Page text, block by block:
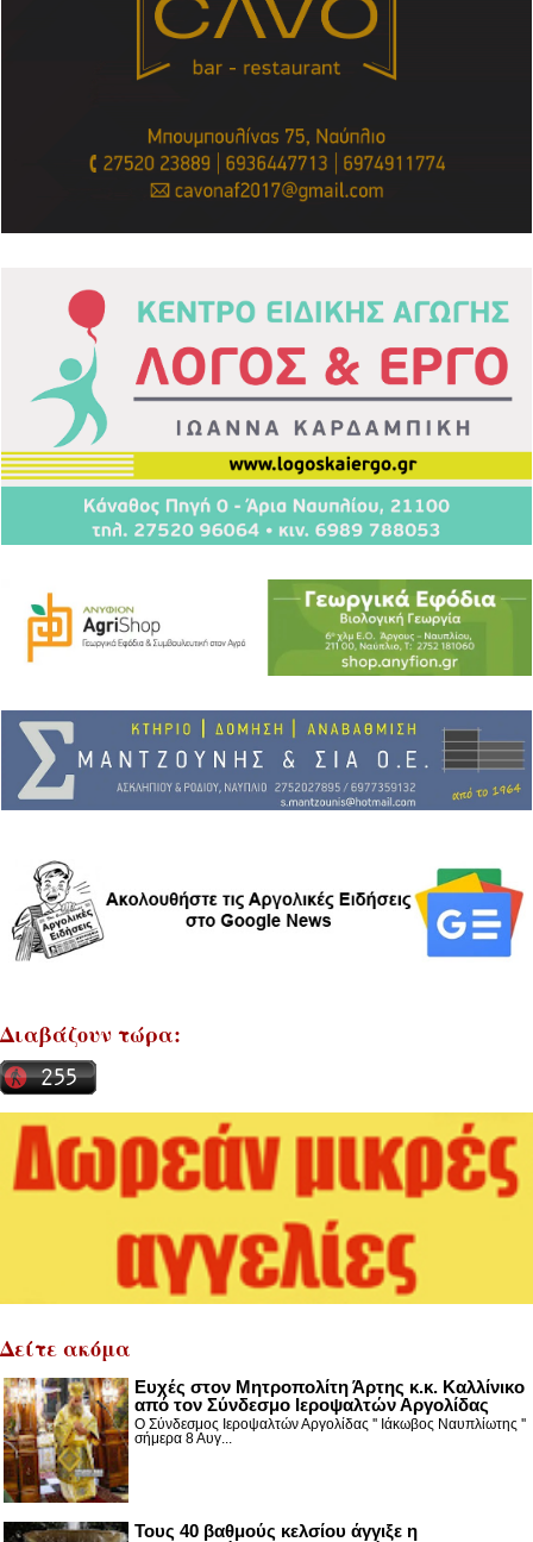
Διαβάζουν τώρα:
Δείτε ακόμα
Ευχές στον Μητροπολίτη Άρτης κ.κ. Καλλίνικο
από τον Σύνδεσμο Ιεροψαλτών Αργολίδας
Ο Σύνδεσμος Ιεροψαλτών Αργολίδας '' Ιάκωβος Ναυπλίωτης ''
σήμερα 8 Αυγ...
Τους 40 βαθμούς κελσίου άγγιξε η